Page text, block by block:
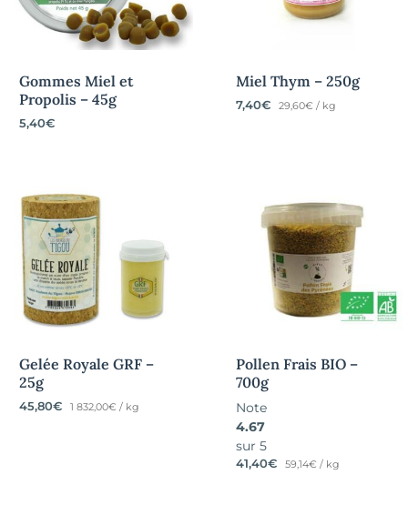
Gommes Miel et
Propolis – 45g
5,40€
Miel Thym – 250g
7,40€ 29,60€ / kg
Gelée Royale GRF –
25g
45,80€ 1 832,00€ / kg
Pollen Frais BIO –
700g
Note
4.67
sur 5
41,40€ 59,14€ / kg